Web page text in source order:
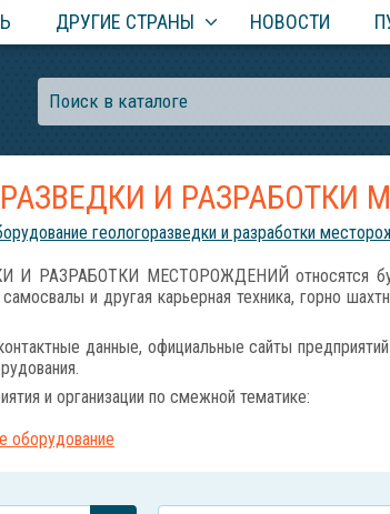
ДРУГИЕ СТРАНЫ НОВОСТИ
И РАЗРАБОТКИ
геологоразведки и разработки
РАЗРАБОТКИ МЕСТОРОЖДЕНИЙ относятся
и другая карьерная техника, горно
данные, официальные сайты
и организации по смежной тематике:
оборудование